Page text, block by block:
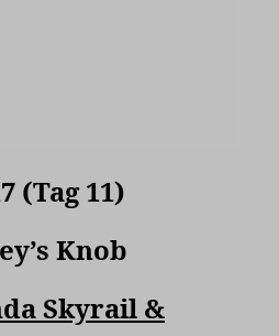
(Tag 11)
Knob
Skyrail &